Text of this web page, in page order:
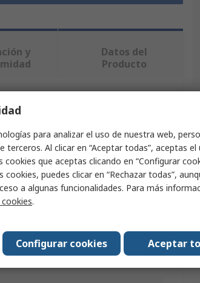
y
Datos del
Producto
atributos.
Valor
SAM
Accesorio para multiherramientas
Cortador de juntas
para analizar el uso de nuestra web,
terceros. Al clicar en “Aceptar todas”, aceptas el
que aceptas clicando en “Configurar
puedes clicar en “Rechazar todas”,
a algunas funcionalidades. Para más
.
Aceptar
Configurar cookies